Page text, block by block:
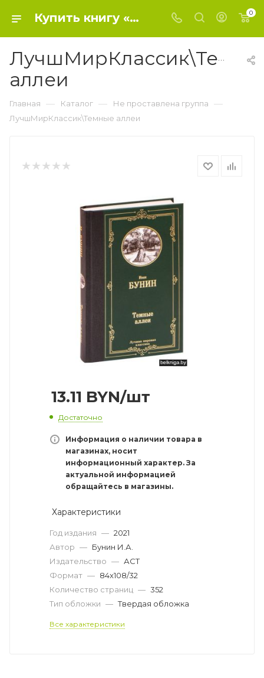
Купить книгу «ЛучшМирКлассик\Темные аллеи» 2021, Бунин И.А. - Не проставлена группа 0
аллеи
Главная — Каталог — Не проставлена группа —
ЛучшМирКлассик\Темные аллеи
13.11 BYN/шт
Достаточно
Информация о наличии товара в
магазинах, носит
информационный характер. За
актуальной информацией
обращайтесь в магазины.
Характеристики
Год издания — 2021
Автор — Бунин И.А.
Издательство — АСТ
Формат — 84x108/32
Количество страниц — 352
Тип обложки — Твердая обложка
Все характеристики